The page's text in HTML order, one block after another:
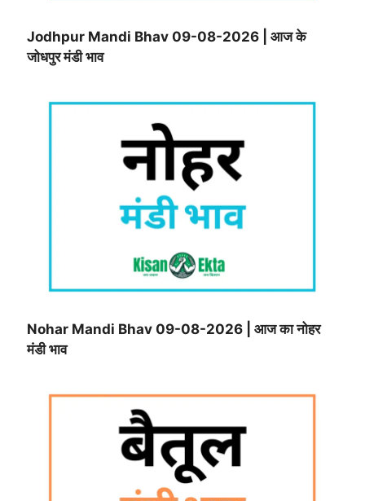
Jodhpur Mandi Bhav 09-08-2026 | आज के
जोधपुर मंडी भाव
Nohar Mandi Bhav 09-08-2026 | आज का नोहर
मंडी भाव